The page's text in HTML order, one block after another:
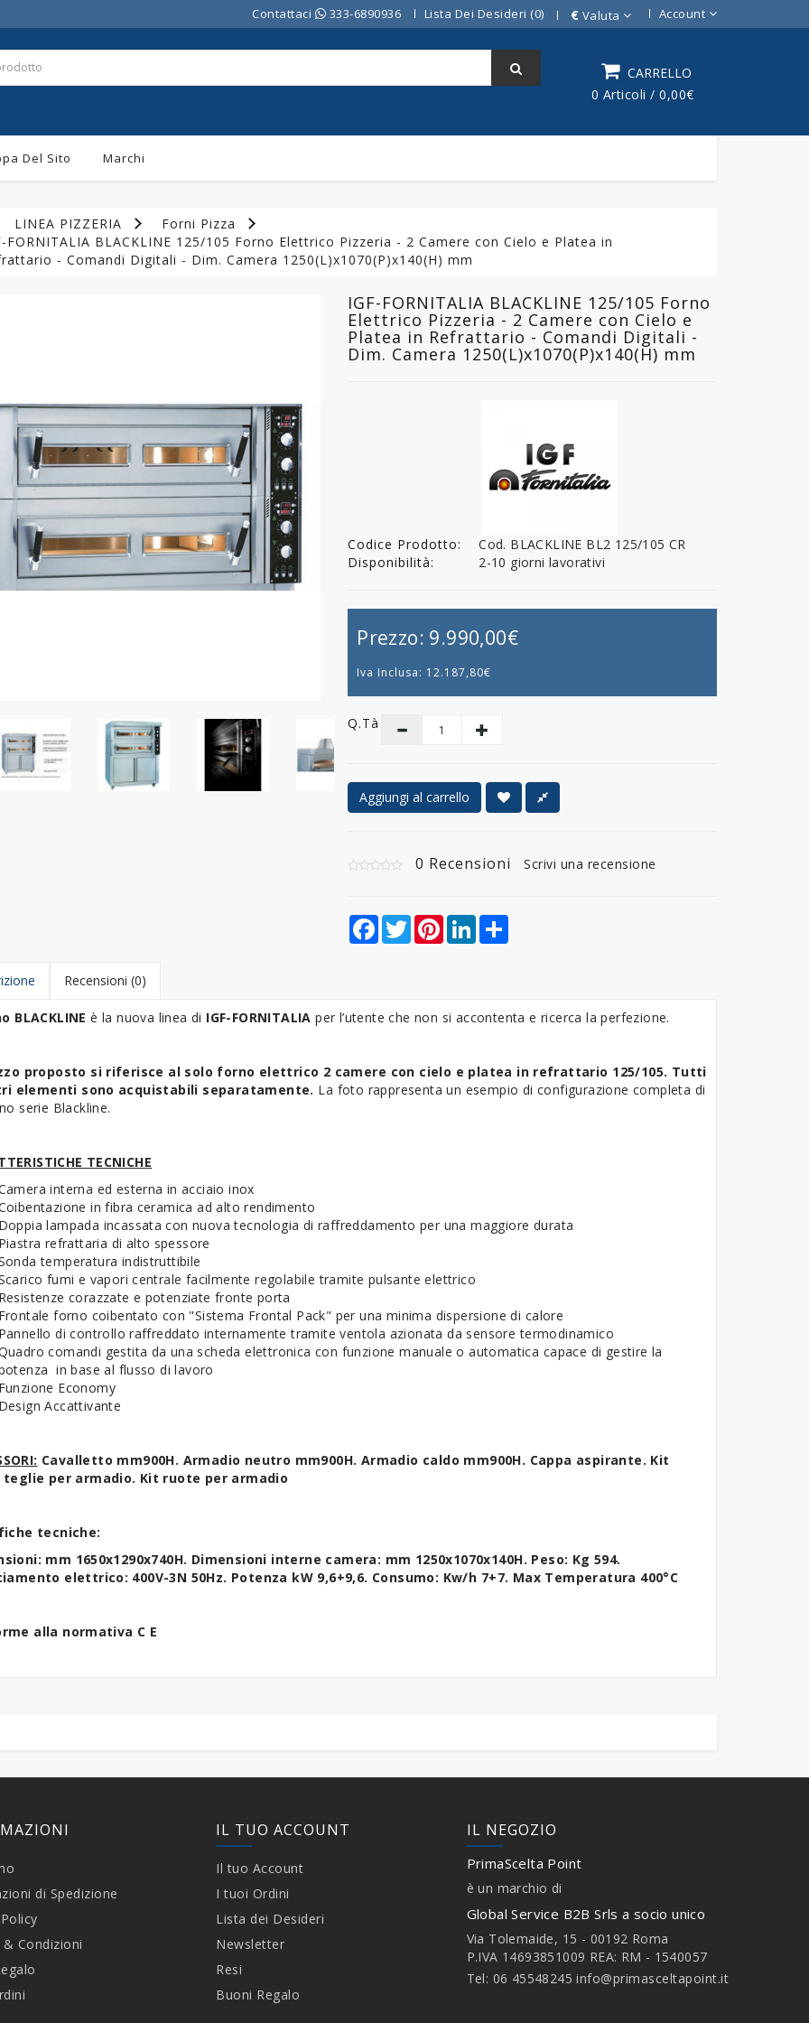
Contattaci 333-6890936 Lista Dei Desideri (0) € Valuta Account
CARRELLO
0 Articoli / 0,00€
Del Sito Marchi
LINEA PIZZERIA
Forni Pizza
FORNITALIA BLACKLINE 125/105 Forno Elettrico Pizzeria - 2 Camere con Cielo e Platea in
- Comandi Digitali - Dim. Camera 1250(L)x1070(P)x140(H) mm
IGF-FORNITALIA BLACKLINE 125/105 Forno
Elettrico Pizzeria - 2 Camere con Cielo e
Platea in Refrattario - Comandi Digitali -
Dim. Camera 1250(L)x1070(P)x140(H) mm
Codice Prodotto:
Cod. BLACKLINE BL2 125/105 CR
Disponibilità:
2-10 giorni lavorativi
Prezzo: 9.990,00€
Iva Inclusa: 12.187,80€
Q.tà
Aggiungi al carrello
0 Recensioni Scrivi una recensione
Facebook
TwitterPinterestLinkedIn
Recensioni (0)
BLACKLINE è la nuova linea di IGF-FORNITALIAper l’utente che non si accontenta e ricerca la perfezione.
proposto si riferisce al solo forno elettrico 2 camere con cielo e platea in refrattario 125/105. Tutti
elementi sono acquistabili separatamente. La foto rappresenta un esempio di configurazione completa di
serie Blackline.
TECNICHE
interna ed esterna in acciaio inox
in fibra ceramica ad alto rendimento
Doppia lampada incassata con nuova tecnologia di raffreddamento per una maggiore durata
Piastra refrattaria di alto spessore
temperatura indistruttibile
fumi e vapori centrale facilmente regolabile tramite pulsante elettrico
Resistenze corazzate e potenziate fronte porta
Frontale forno coibentato con "Sistema Frontal Pack" per una minima dispersione di calore
Pannello di controllo raffreddato internamente tramite ventola azionata da sensore termodinamico
comandi gestita da una scheda elettronica con funzione manuale o automatica capace di gestire la
in base al flusso di lavoro
Funzione Economy
Design Accattivante
Cavalletto mm900H. Armadio neutro mm900H. Armadio caldo mm900H. Cappa aspirante. Kit
per armadio. Kit ruote per armadio
tecniche:
mm 1650x1290x740H. Dimensioni interne camera: mm 1250x1070x140H. Peso: Kg 594.
elettrico: 400V-3N 50Hz. Potenza kW 9,6+9,6. Consumo: Kw/h 7+7. Max Temperatura 400°C
alla normativa C E
di Spedizione
& Condizioni
IL TUO ACCOUNT
Il tuo Account
I tuoi Ordini
Lista dei Desideri
Newsletter
Resi
Buoni Regalo
IL NEGOZIO
PrimaScelta Point
è un marchio di
Global Service B2B Srls a socio unico
Via Tolemaide, 15 - 00192 Roma
P.IVA 14693851009 REA: RM - 1540057
Tel: 06 45548245info@primasceltapoint.it